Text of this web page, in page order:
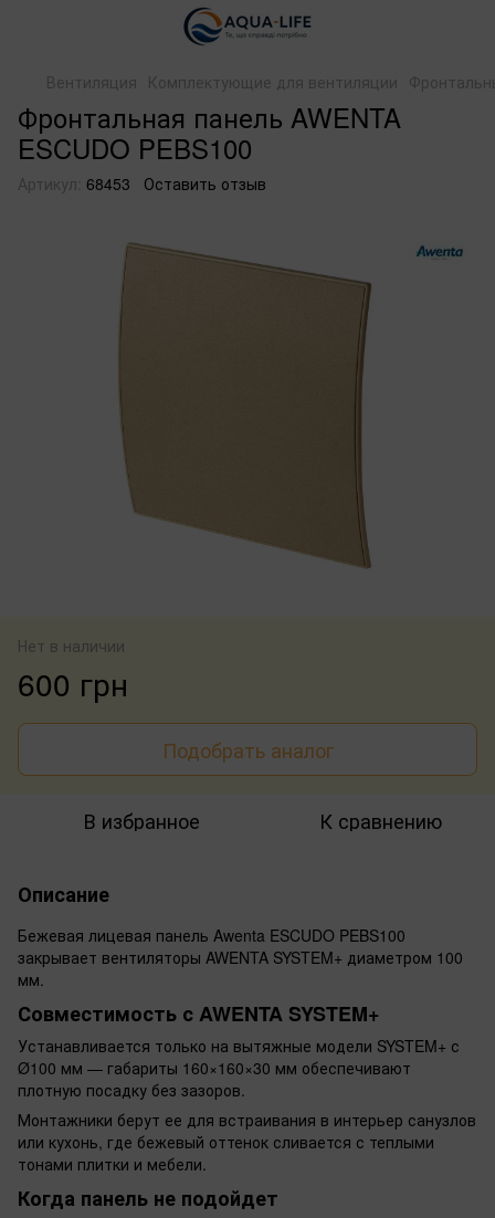
Вентиляция Комплектующие для вентиляции
Фронтальная панель AWENTA
ESCUDO PEBS100
Артикул: 68453 Оставить отзыв
Нет в наличии
600 грн
Подобрать аналог
В избранное К сравнению
Описание
Бежевая лицевая панель Awenta ESCUDO PEBS100
закрывает вентиляторы AWENTA SYSTEM+ диаметром 100
мм.
Совместимость с AWENTA SYSTEM+
Устанавливается только на вытяжные модели SYSTEM+ с
Ø100 мм — габариты 160×160×30 мм обеспечивают
плотную посадку без зазоров.
Монтажники берут ее для встраивания в интерьер санузлов
или кухонь, где бежевый оттенок сливается с теплыми
тонами плитки и мебели.
Когда панель не подойдет